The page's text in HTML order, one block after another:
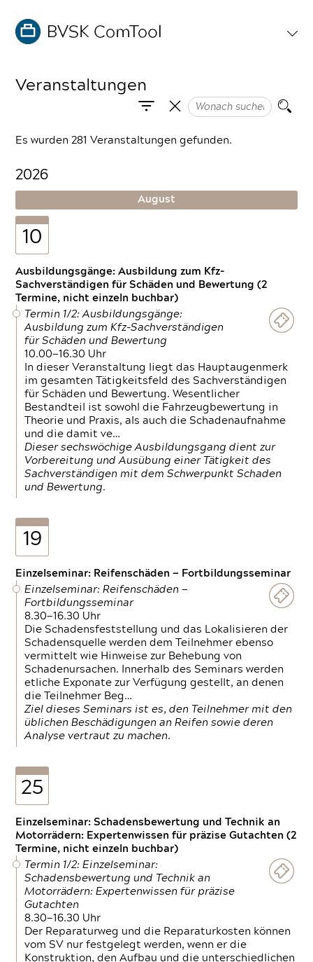
Veranstaltungen
Es wurden 281 Veranstaltungen gefunden.
2026
August
10
Ausbildungsgänge: Ausbildung zum Kfz-
Sachverständigen für Schäden und Bewertung (2
Termine, nicht einzeln buchbar)
Termin 1/2: Ausbildungsgänge:
Ausbildung zum Kfz-Sachverständigen
für Schäden und Bewertung
10.00—16.30 Uhr
In dieser Veranstaltung liegt das Hauptaugenmerk
im gesamten Tätigkeitsfeld des Sachverständigen
für Schäden und Bewertung. Wesentlicher
Bestandteil ist sowohl die Fahrzeugbewertung in
Theorie und Praxis, als auch die Schadenaufnahme
und die damit ve…
Dieser sechswöchige Ausbildungsgang dient zur
Vorbereitung und Ausübung einer Tätigkeit des
Sachverständigen mit dem Schwerpunkt Schaden
und Bewertung.
19
Einzelseminar: Reifenschäden — Fortbildungsseminar
Einzelseminar: Reifenschäden —
Fortbildungsseminar
8.30—16.30 Uhr
Die Schadensfeststellung und das Lokalisieren der
Schadensquelle werden dem Teilnehmer ebenso
vermittelt wie Hinweise zur Behebung von
Schadenursachen. Innerhalb des Seminars werden
etliche Exponate zur Verfügung gestellt, an denen
die Teilnehmer Beg…
Ziel dieses Seminars ist es, den Teilnehmer mit den
üblichen Beschädigungen an Reifen sowie deren
Analyse vertraut zu machen.
25
Einzelseminar: Schadensbewertung und Technik an
Motorrädern: Expertenwissen für präzise Gutachten (2
Termine, nicht einzeln buchbar)
Termin 1/2: Einzelseminar:
Schadensbewertung und Technik an
Motorrädern: Expertenwissen für präzise
Gutachten
8.30—16.30 Uhr
Der Reparaturweg und die Reparaturkosten können
vom SV nur festgelegt werden, wenn er die
Konstruktion, den Aufbau und die unterschiedlichen